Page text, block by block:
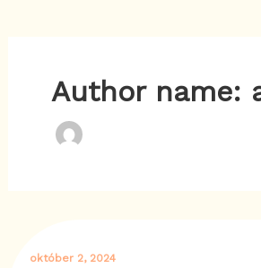
Author name:
október 2, 2024